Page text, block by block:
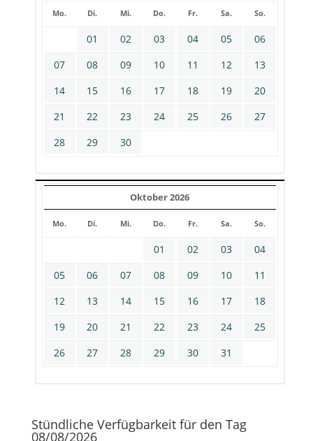
Mo. Di. Mi. Do. Fr. Sa. So.
01 02 03 04 05
06
07
08 09 10 11 12
13
14
15 16 17 18 19
20
21
22 23 24 25 26
27
28
29 30
Oktober 2026
Mo. Di. Mi. Do. Fr. Sa. So.
01 02 03
04
05
06 07 08 09 10
11
12
13 14 15 16 17
18
19
20 21 22 23 24
25
26
27 28 29 30 31
Stündliche Verfügbarkeit für den Tag
08/08/2026